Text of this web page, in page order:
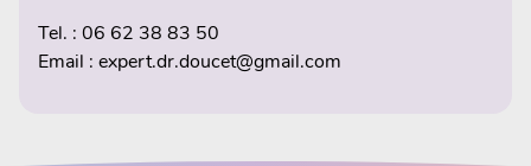
Tel. : 06 62 38 83 50
Email : expert.dr.doucet@gmail.com